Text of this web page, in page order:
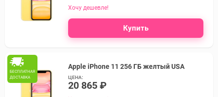
Хочу дешевле!
Купить
БЕСПЛАТНАЯ
ДОСТАВКА
Apple iPhone 11 256 ГБ желтый USA
ЦЕНА:
20 865 ₽